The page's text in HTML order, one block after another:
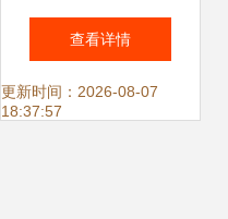
产品亮相广交会 加
速布局国际宠物服
查看详情
更新时间：2026-08-07
18:37:57